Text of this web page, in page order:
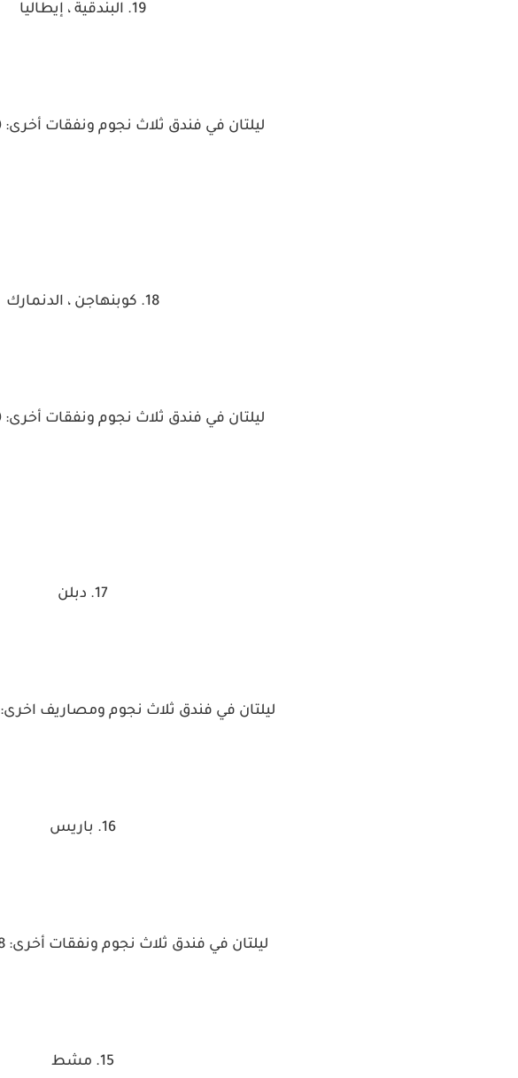
19. البندقية ، إيطاليا
ليلتان في فندق ثلاث نجوم ونفقات أخرى: 9،500 ليرة تركية
18. كوبنهاجن ، الدنمارك
ليلتان في فندق ثلاث نجوم ونفقات أخرى: 9،500 ليرة تركية
17. دبلن
ليلتان في فندق ثلاث نجوم ومصاريف اخرى: 9 الاف و 100 ليرة
16. باريس
ليلتان في فندق ثلاث نجوم ونفقات أخرى: 8 آلاف و 900 ليرة
15. مشط